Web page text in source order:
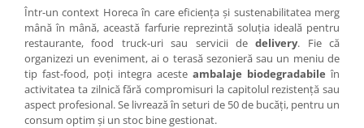
Într-un context Horeca în care eficiența și sustenabilitatea merg
mână în mână, această farfurie reprezintă soluția ideală pentru
restaurante, food truck-uri sau servicii dedelivery. Fie că
organizezi un eveniment, ai o terasă sezonieră sau un meniu de
tip fast-food, poți integra aceste ambalaje biodegradabile în
activitatea ta zilnică fără compromisuri la capitolul rezistență sau
aspect profesional. Se livrează în seturi de 50 de bucăți, pentru un
consum optim și un stoc bine gestionat.